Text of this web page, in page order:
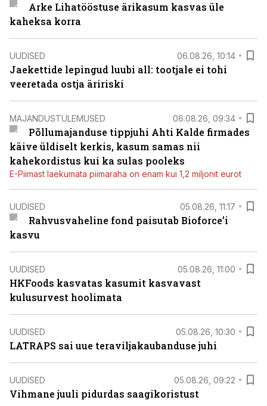
Arke Lihatööstuse ärikasum kasvas üle
kaheksa korra
UUDISED 06.08.26, 10:14
Jaekettide lepingud luubi all: tootjale ei tohi
veeretada ostja äririski
MAJANDUSTULEMUSED 06.08.26, 09:34
Põllumajanduse tippjuhi Ahti Kalde firmades
käive üldiselt kerkis, kasum samas nii
kahekordistus kui ka sulas pooleks
E-Piimast laekumata piimaraha on enam kui 1,2 miljonit eurot
UUDISED 05.08.26, 11:17
Rahvusvaheline fond paisutab Bioforce’i
kasvu
UUDISED 05.08.26, 11:00
HKFoods kasvatas kasumit kasvavast
kulusurvest hoolimata
UUDISED 05.08.26, 10:30
LATRAPS sai uue teraviljakaubanduse juhi
UUDISED 05.08.26, 09:22
Vihmane juuli pidurdas saagikoristust